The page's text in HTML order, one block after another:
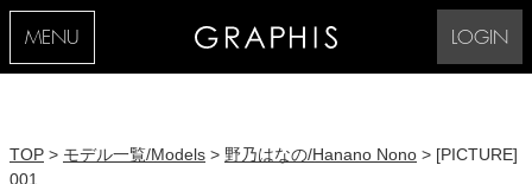
MENU LOGIN
TOP > モデル一覧/Models > 野乃はなの/Hanano Nono > [PICTURE]
001